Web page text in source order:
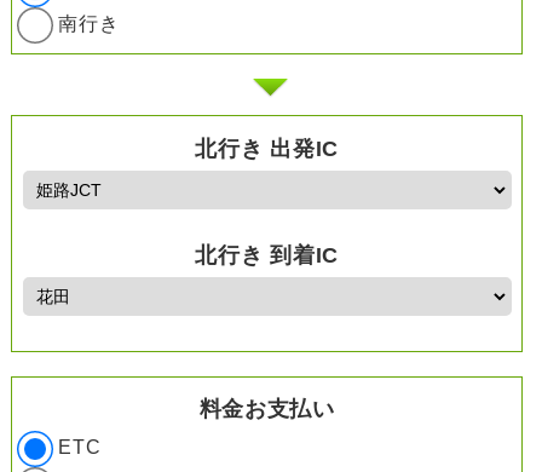
南行き
北行き 出発IC
北行き 到着IC
料金お支払い
ETC